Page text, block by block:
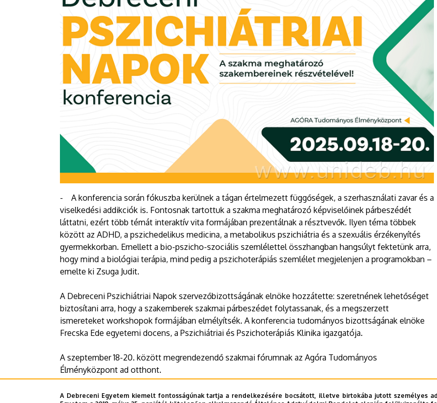
- A konferencia során fókuszba kerülnek a tágan értelmezett függőségek, a szerhasználati zavar és a
viselkedési addikciók is. Fontosnak tartottuk a szakma meghatározó képviselőinek párbeszédét
láttatni, ezért több témát interaktív vita formájában prezentálnak a résztvevők. Ilyen téma többek
között az ADHD, a pszichedelikus medicina, a metabolikus pszichiátria és a szexuális érzékenyítés
gyermekkorban. Emellett a bio-pszicho-szociális szemlélettel összhangban hangsúlyt fektetünk arra,
hogy mind a biológiai terápia, mind pedig a pszichoterápiás szemlélet megjelenjen a programokban –
emelte ki Zsuga Judit.
A Debreceni Pszichiátriai Napok szervezőbizottságának elnöke hozzátette: szeretnének lehetőséget
biztosítani arra, hogy a szakemberek szakmai párbeszédet folytassanak, és a megszerzett
ismereteket workshopok formájában elmélyítsék. A konferencia tudományos bizottságának elnöke
Frecska Ede egyetemi docens, a Pszichiátriai és Pszichoterápiás Klinika igazgatója.
A szeptember 18-20. között megrendezendő szakmai fórumnak az Agóra Tudományos
Élményközpont ad otthont.
Sajtóközpont - CzA
A Debreceni Egyetem kiemelt fontosságúnak tartja a rendelkezésére bocsátott, illetve birtokába jutott személyes